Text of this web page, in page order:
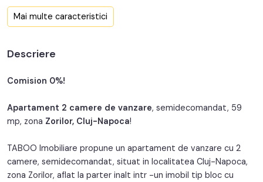
Confort:
Nr. balcoane:
Nr. garaje:
Pret garaj: 15.000€
An constructie:
Structura: Caramida
Orientare: Sud-Vest
Mai multe caracteristici
Descriere
Comision 0%!
Apartament 2 camere de vanzare, semidecomandat, 59
mp, zona Zorilor, Cluj-Napoca!
TABOO Imobiliare propune un apartament de vanzare cu 2
camere, semidecomandat, situat in localitatea Cluj-Napoca,
zona Zorilor, aflat la parter inalt intr -un imobil tip bloc cu